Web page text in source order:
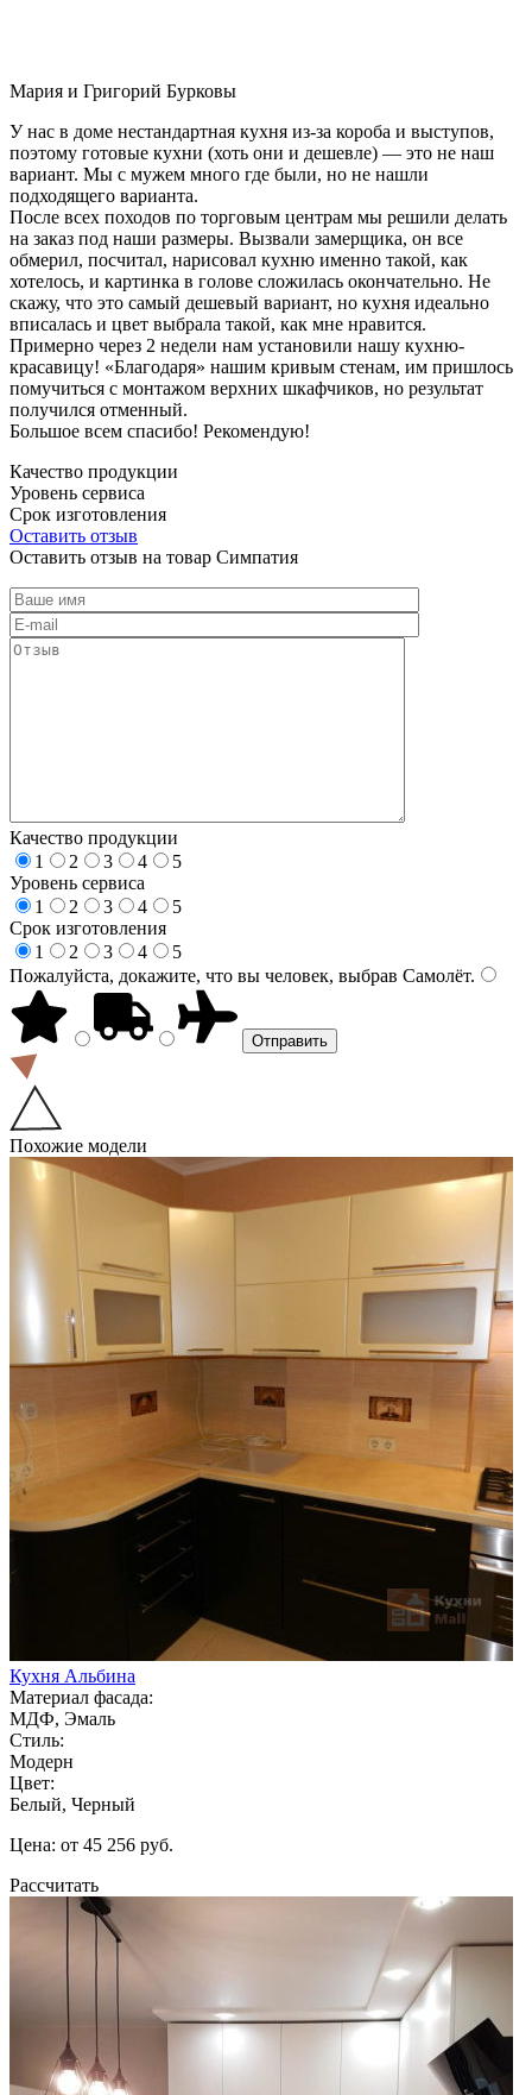
Мария и Григорий Бурковы
У нас в доме нестандартная кухня из-за короба и выступов,
поэтому готовые кухни (хоть они и дешевле) — это не наш
вариант. Мы с мужем много где были, но не нашли
подходящего варианта.
После всех походов по торговым центрам мы решили делать
на заказ под наши размеры. Вызвали замерщика, он все
обмерил, посчитал, нарисовал кухню именно такой, как
хотелось, и картинка в голове сложилась окончательно. Не
скажу, что это самый дешевый вариант, но кухня идеально
вписалась и цвет выбрала такой, как мне нравится.
Примерно через 2 недели нам установили нашу кухню-
красавицу! «Благодаря» нашим кривым стенам, им пришлось
помучиться с монтажом верхних шкафчиков, но результат
получился отменный.
Большое всем спасибо! Рекомендую!
Качество продукции
Уровень сервиса
Срок изготовления
Оставить отзыв
Оставить отзыв на товар Симпатия
Качество продукции
1
2 3 4
5
Уровень сервиса
1
2 3 4
5
Срок изготовления
1
2 3 4
5
Пожалуйста, докажите, что вы человек, выбрав Самолёт.
Похожие модели
Кухня Альбина
Материал фасада:
МДФ, Эмаль
Стиль:
Модерн
Цвет:
Белый, Черный
Цена: от 45 256 руб.
Рассчитать